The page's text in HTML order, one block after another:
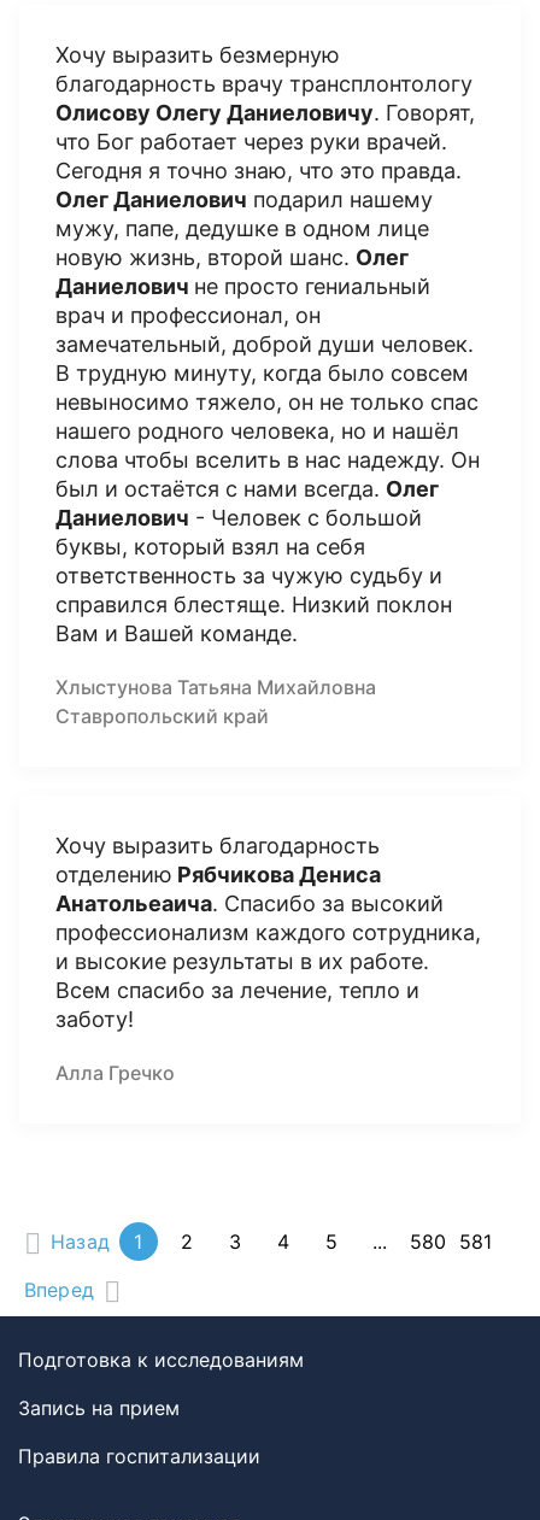
Хочу выразить безмерную
благодарность врачу трансплонтологу
Олисову Олегу Даниеловичу. Говорят,
что Бог работает через руки врачей.
Сегодня я точно знаю, что это правда.
Олег Даниелович подарил нашему
мужу, папе, дедушке в одном лице
новую жизнь, второй шанс. Олег
Даниелович не просто гениальный
врач и профессионал, он
замечательный, доброй души человек.
В трудную минуту, когда было совсем
невыносимо тяжело, он не только спас
нашего родного человека, но и нашёл
слова чтобы вселить в нас надежду. Он
был и остаётся с нами всегда. Олег
Даниелович - Человек с большой
буквы, который взял на себя
ответственность за чужую судьбу и
справился блестяще. Низкий поклон
Вам и Вашей команде.
Хлыстунова Татьяна Михайловна
Ставропольский край
Хочу выразить благодарность
отделению Рябчикова Дениса
Анатольеаича. Спасибо за высокий
профессионализм каждого сотрудника,
и высокие результаты в их работе.
Всем спасибо за лечение, тепло и
заботу!
Алла Гречко
Назад 1 2 3 4 5 ... 580
581
Вперед
Подготовка к исследованиям
Запись на прием
Правила госпитализации